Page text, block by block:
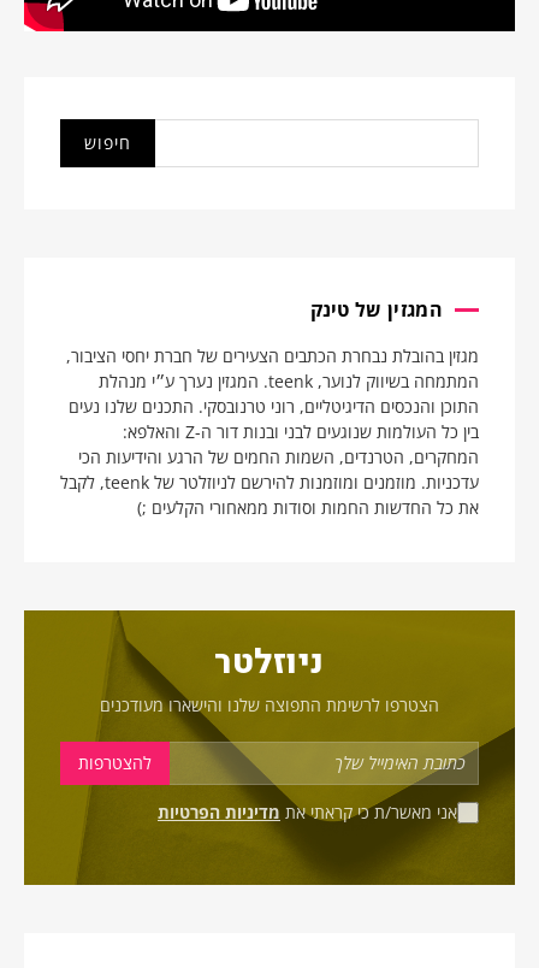
המגזין של טינק
מגזין בהובלת נבחרת הכתבים הצעירים של חברת יחסי הציבור,
המתמחה בשיווק לנוער, teenk. המגזין נערך ע״י מנהלת
התוכן והנכסים הדיגיטליים, רוני טרנובסקי. התכנים שלנו נעים
בין כל העולמות שנוגעים לבני ובנות דור ה-Z והאלפא:
המחקרים, הטרנדים, השמות החמים של הרגע והידיעות הכי
עדכניות. מוזמנים ומוזמנות להירשם לניוזלטר של teenk, לקבל
את כל החדשות החמות וסודות ממאחורי הקלעים ;)
ניוזלטר
הצטרפו לרשימת התפוצה שלנו והישארו מעודכנים
אני מאשר/ת כי קראתי את מדיניות הפרטיות